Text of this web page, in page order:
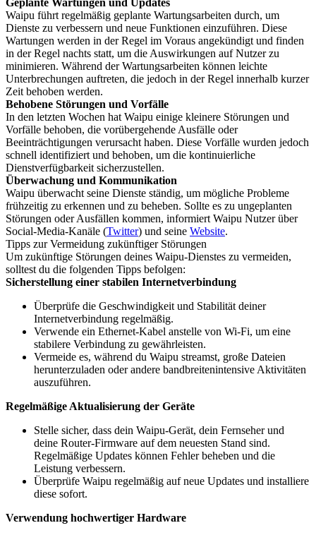
Geplante Wartungen und Updates
Waipu führt regelmäßig geplante Wartungsarbeiten durch, um
Dienste zu verbessern und neue Funktionen einzuführen. Diese
Wartungen werden in der Regel im Voraus angekündigt und finden
in der Regel nachts statt, um die Auswirkungen auf Nutzer zu
minimieren. Während der Wartungsarbeiten können leichte
Unterbrechungen auftreten, die jedoch in der Regel innerhalb kurzer
Zeit behoben werden.
Behobene Störungen und Vorfälle
In den letzten Wochen hat Waipu einige kleinere Störungen und
Vorfälle behoben, die vorübergehende Ausfälle oder
Beeinträchtigungen verursacht haben. Diese Vorfälle wurden jedoch
schnell identifiziert und behoben, um die kontinuierliche
Dienstverfügbarkeit sicherzustellen.
Überwachung und Kommunikation
Waipu überwacht seine Dienste ständig, um mögliche Probleme
frühzeitig zu erkennen und zu beheben. Sollte es zu ungeplanten
Störungen oder Ausfällen kommen, informiert Waipu Nutzer über
Social-Media-Kanäle (Twitter) und seine Website.
Tipps zur Vermeidung zukünftiger Störungen
Um zukünftige Störungen deines Waipu-Dienstes zu vermeiden,
solltest du die folgenden Tipps befolgen:
Sicherstellung einer stabilen Internetverbindung
Überprüfe die Geschwindigkeit und Stabilität deiner
Internetverbindung regelmäßig.
Verwende ein Ethernet-Kabel anstelle von Wi-Fi, um eine
stabilere Verbindung zu gewährleisten.
Vermeide es, während du Waipu streamst, große Dateien
herunterzuladen oder andere bandbreitenintensive Aktivitäten
auszuführen.
Regelmäßige Aktualisierung der Geräte
Stelle sicher, dass dein Waipu-Gerät, dein Fernseher und
deine Router-Firmware auf dem neuesten Stand sind.
Regelmäßige Updates können Fehler beheben und die
Leistung verbessern.
Überprüfe Waipu regelmäßig auf neue Updates und installiere
diese sofort.
Verwendung hochwertiger Hardware